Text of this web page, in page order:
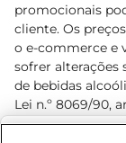
promocionais
cliente. Os
o e-commerce e
sofrer alterações
de bebidas
Lei n.º 8069/90,
Adolescente).